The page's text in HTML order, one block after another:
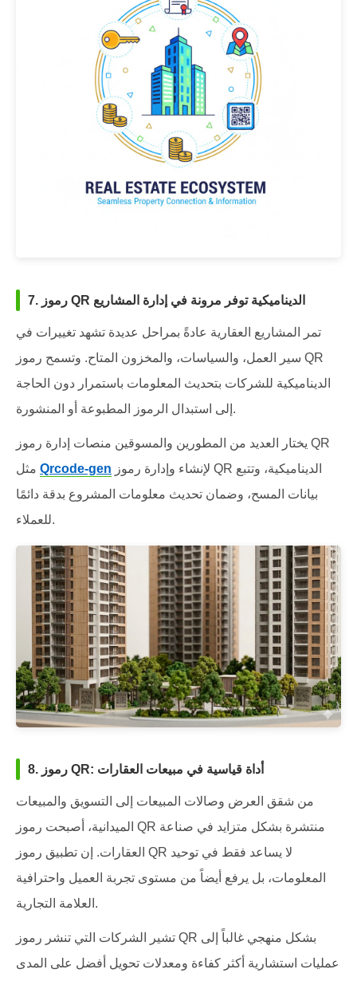
7. رموز QR الديناميكية توفر مرونة في إدارة المشاريع
تمر المشاريع العقارية عادةً بمراحل عديدة تشهد تغييرات في
سير العمل، والسياسات، والمخزون المتاح. وتسمح رموز QR
الديناميكية للشركات بتحديث المعلومات باستمرار دون الحاجة
إلى استبدال الرموز المطبوعة أو المنشورة.
يختار العديد من المطورين والمسوقين منصات إدارة رموز QR
Qrcode-gen
بيانات المسح، وضمان تحديث معلومات المشروع بدقة دائمًا
للعملاء.
8. رموز QR: أداة قياسية في مبيعات العقارات
من شقق العرض وصالات المبيعات إلى التسويق والمبيعات
الميدانية، أصبحت رموز QR منتشرة بشكل متزايد في صناعة
العقارات. إن تطبيق رموز QR لا يساعد فقط في توحيد
المعلومات، بل يرفع أيضاً من مستوى تجربة العميل واحترافية
العلامة التجارية.
تشير الشركات التي تنشر رموز QR بشكل منهجي غالباً إلى
عمليات استشارية أكثر كفاءة ومعدلات تحويل أفضل على المدى